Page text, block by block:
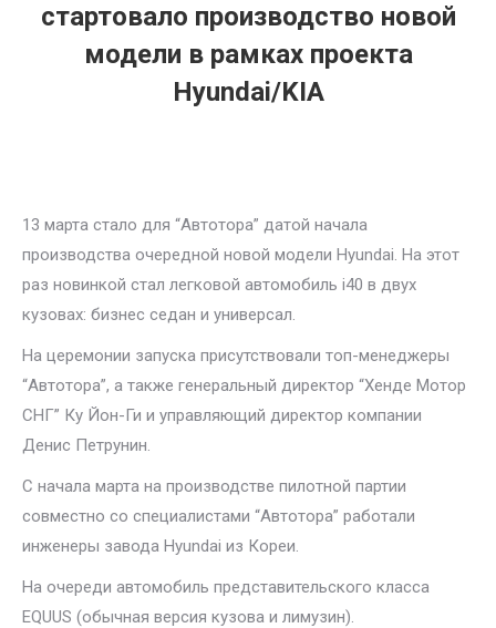
стартовало производство новой
модели в рамках проекта
Hyundai/KIA
13 марта стало для “Автотора” датой начала
производства очередной новой модели Hyundai. На этот
раз новинкой стал легковой автомобиль i40 в двух
кузовах: бизнес седан и универсал.
На церемонии запуска присутствовали топ-менеджеры
“Автотора”, а также генеральный директор “Хенде Мотор
СНГ” Ку Йон-Ги и управляющий директор компании
Денис Петрунин.
С начала марта на производстве пилотной партии
совместно со специалистами “Автотора” работали
инженеры завода Hyundai из Кореи.
На очереди автомобиль представительского класса
EQUUS (обычная версия кузова и лимузин).